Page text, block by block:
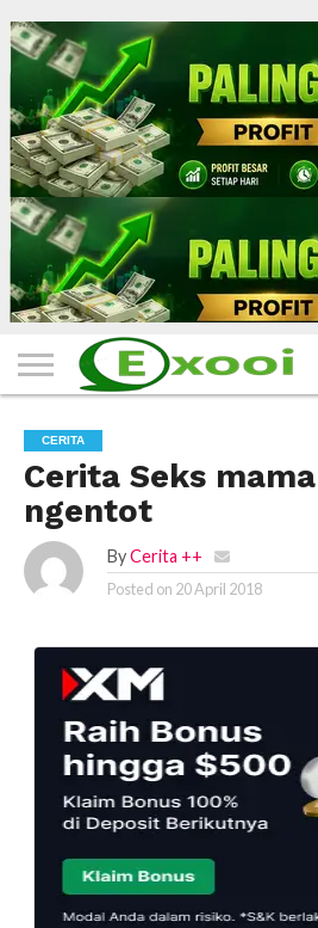
HOME
FILTER
BERITA
BIODATA
CERITA
CERPEN
EKSKLUSIF
FOTO
VIDEO
TIPS
MORE
CERITA
Cerita Seks
ngentot
By Cerita ++
Posted on 20 April 2018